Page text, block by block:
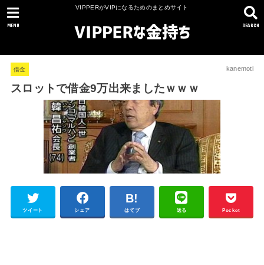
VIPPERがVIPになるためのまとめサイト
SEARCH
MENU
借金 kanemoti
スロットで借金9万出来ましたｗｗｗ
ツイート シェア はてブ 送る Pocket